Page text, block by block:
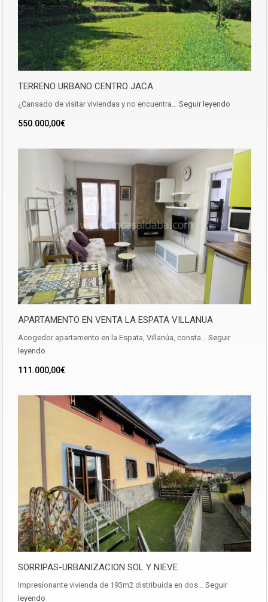
TERRENO URBANO CENTRO JACA
¿Cansado de visitar viviendas y no encuentra… Seguir leyendo
550.000,00€
APARTAMENTO EN VENTA LA ESPATA VILLANUA
Acogedor apartamento en la Espata, Villanúa, consta… Seguir
leyendo
111.000,00€
SORRIPAS-URBANIZACION SOL Y NIEVE
Impresionante vivienda de 193m2 distribuida en dos… Seguir
leyendo